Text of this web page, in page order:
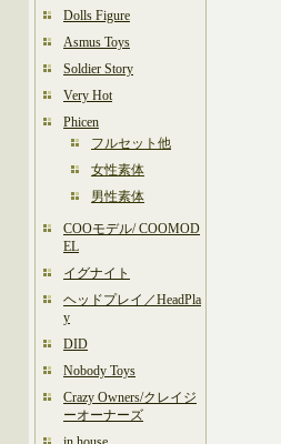
Dolls Figure
Asmus Toys
Soldier Story
Very Hot
Phicen
フルセット他
女性素体
男性素体
COOモデル/ COOMOD
EL
イグナイト
ヘッドプレイ／HeadPla
y
DID
Nobody Toys
Crazy Owners/クレイジ
ーオーナーズ